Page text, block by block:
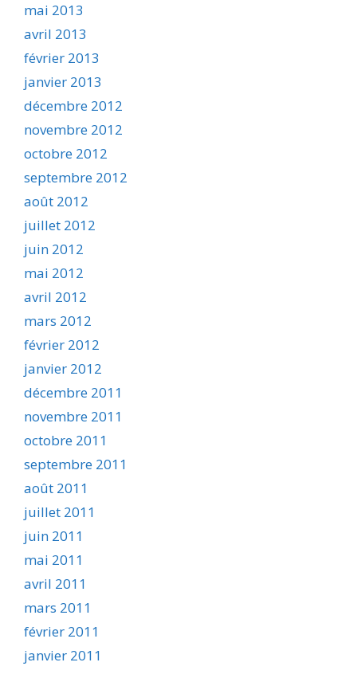
mai 2013
avril 2013
février 2013
janvier 2013
décembre 2012
novembre 2012
octobre 2012
septembre 2012
août 2012
juillet 2012
juin 2012
mai 2012
avril 2012
mars 2012
février 2012
janvier 2012
décembre 2011
novembre 2011
octobre 2011
septembre 2011
août 2011
juillet 2011
juin 2011
mai 2011
avril 2011
mars 2011
février 2011
janvier 2011